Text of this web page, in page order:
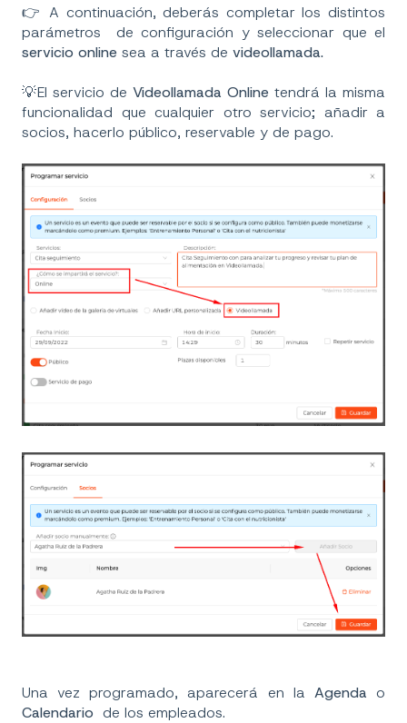
👉 A continuación, deberás completar los distintos
parámetros de configuración y seleccionar que el
servicio online sea a través de videollamada.
💡El servicio de Videollamada Online tendrá la misma
funcionalidad que cualquier otro servicio; añadir a
socios, hacerlo público, reservable y de pago.
Una vez programado, aparecerá en la Agenda o
Calendario de los empleados.